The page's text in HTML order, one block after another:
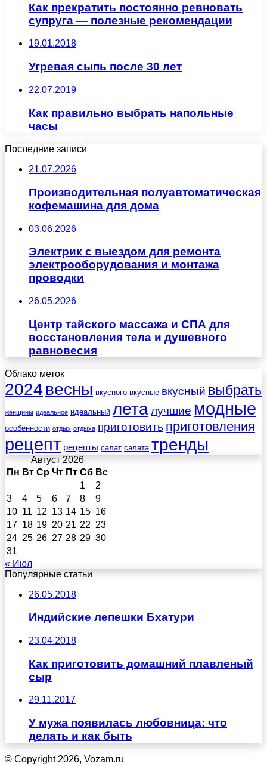
Как прекратить постоянно ревновать
супруга — полезные рекомендации
19.01.2018
Угревая сыпь после 30 лет
22.07.2019
Как правильно выбрать напольные
часы
Последние записи
21.07.2026
Производительная полуавтоматическая
кофемашина для дома
03.06.2026
Электрик с выездом для ремонта
электрооборудования и монтажа
проводки
26.05.2026
Центр тайского массажа и СПА для
восстановления тела и душевного
равновесия
Облако меток
2024 весны вкусного вкусные вкусный выбрать
женщины идеальное идеальный леталучшие модные
особенности отдых отдыха приготовить приготовления
рецепт рецепты салат салата тренды
Август 2026
Пн Вт Ср Чт Пт Сб Вс
1
2
3
4 5 6 7 8
9
10 11 12 13 14 15 16
17 18 19 20 21 22 23
24 25 26 27 28 29 30
31
« Июл
Популярные статьи
26.05.2018
Индийские лепешки Бхатури
23.04.2018
Как приготовить домашний плавленый
сыр
29.11.2017
У мужа появилась любовница: что
делать и как быть
© Copyright 2026, Vozam.ru